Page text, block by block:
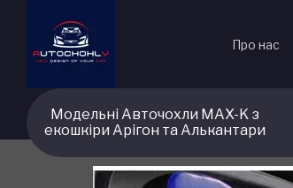
Про нас
Модельні Авточохли MAX-K з
екошкіри Арігон та Алькантари